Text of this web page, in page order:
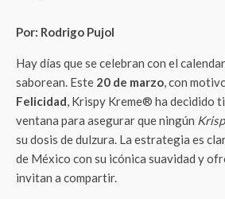
Por: Rodrigo Pujol
Hay días que se celebran con el
saborean. Este 20 de marzo, con
Felicidad, Krispy Kreme® ha decidido
ventana para asegurar que ningún
su dosis de dulzura. La estrategia es
de México con su icónica suavidad y
invitan a compartir.